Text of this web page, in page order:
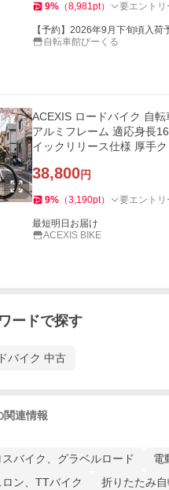
9% （8,981pt） 要エントリ
【予約】2026年9月下旬頃入荷
自転車館びーくる
ACEXIS ロードバイク 自
アルミフレーム 適応身長
イックリリース仕様 厚手ク
38,800円
9% （3,190pt） 要エントリ
最短明日お届け
ACEXIS BIKE
ードで探す
バイク 中古
関連情報
バイク、グラベルロード
電
ロン、TTバイク
折りたたみ